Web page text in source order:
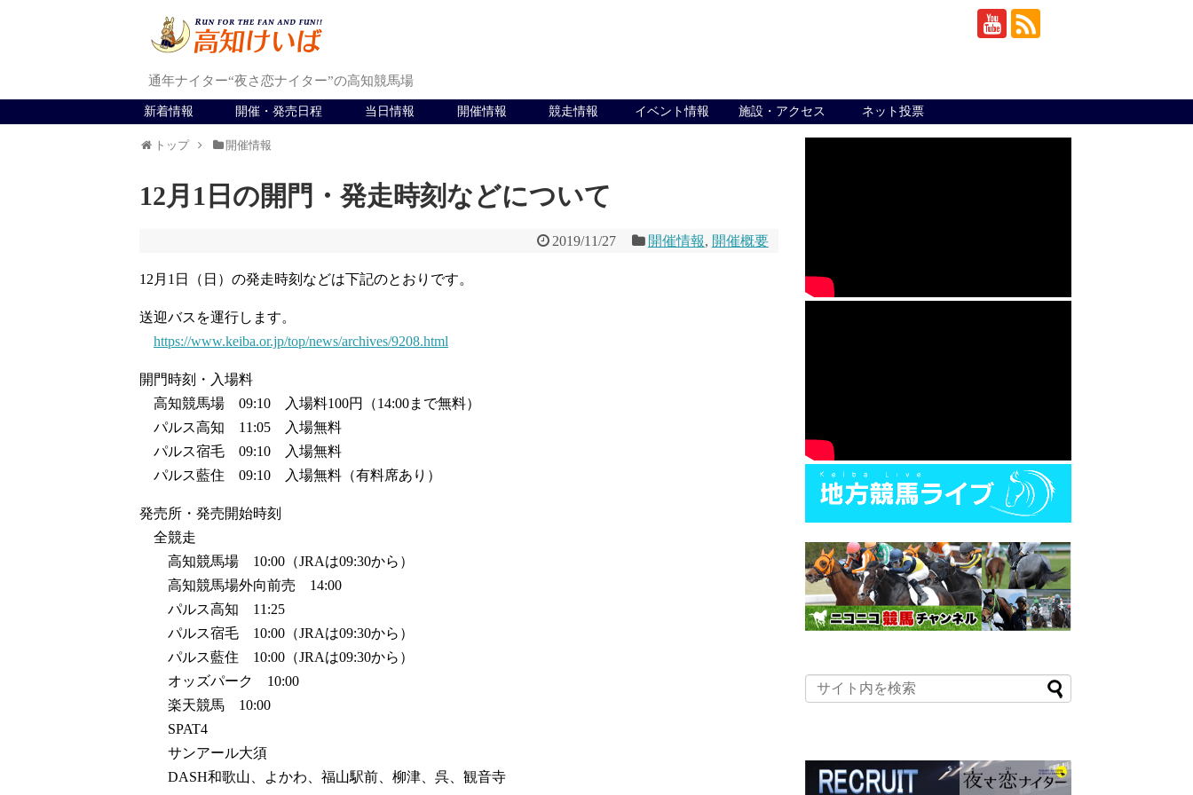
通年ナイター“夜さ恋ナイター”の高知競馬場
新着情報 開催・発売日程 当日情報 開催情報 競走情報 イベント情報 施設・アクセス ネット投票
トップ 開催情報
12月1日の開門・発走時刻などについて
2019/11/27 開催情報, 開催概要
12月1日（日）の発走時刻などは下記のとおりです。
送迎バスを運行します。
https://www.keiba.or.jp/top/news/archives/9208.html
開門時刻・入場料
高知競馬場 09:10 入場料100円（14:00まで無料）
パルス高知 11:05 入場無料
パルス宿毛 09:10 入場無料
パルス藍住 09:10 入場無料（有料席あり）
発売所・発売開始時刻
全競走
高知競馬場 10:00（JRAは09:30から）
高知競馬場外向前売 14:00
パルス高知 11:25
パルス宿毛 10:00（JRAは09:30から）
パルス藍住 10:00（JRAは09:30から）
オッズパーク 10:00
楽天競馬 10:00
SPAT4
サンアール大須
DASH和歌山、よかわ、福山駅前、柳津、呉、観音寺